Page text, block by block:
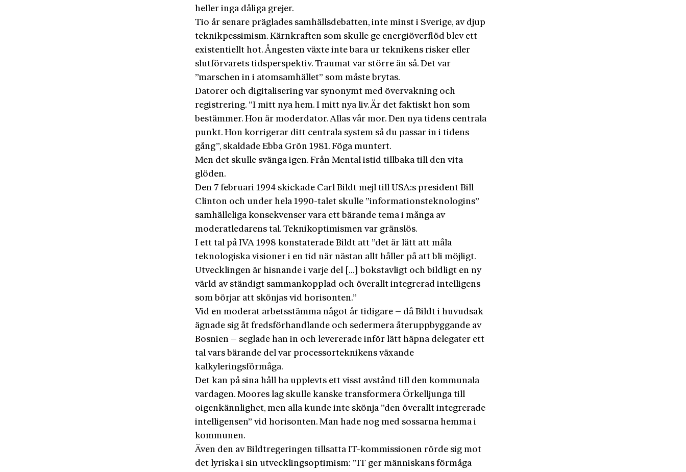
heller inga dåliga grejer.
Tio år senare präglades samhällsdebatten, inte minst i Sverige, av djup
teknikpessimism. Kärnkraften som skulle ge energiöverflöd blev ett
existentiellt hot. Ångesten växte inte bara ur teknikens risker eller
slutförvarets tidsperspektiv. Traumat var större än så. Det var
”marschen in i atomsamhället” som måste brytas.
Datorer och digitalisering var synonymt med övervakning och
registrering. ”I mitt nya hem. I mitt nya liv. Är det faktiskt hon som
bestämmer. Hon är moderdator. Allas vår mor. Den nya tidens centrala
punkt. Hon korrigerar ditt centrala system så du passar in i tidens
gång”, skaldade Ebba Grön 1981. Föga muntert.
Men det skulle svänga igen. Från Mental istid tillbaka till den vita
glöden.
Den 7 februari 1994 skickade Carl Bildt mejl till USA:s president Bill
Clinton och under hela 1990-talet skulle ”informationsteknologins”
samhälleliga konsekvenser vara ett bärande tema i många av
moderatledarens tal. Teknikoptimismen var gränslös.
I ett tal på IVA 1998 konstaterade Bildt att ”det är lätt att måla
teknologiska visioner i en tid när nästan allt håller på att bli möjligt.
Utvecklingen är hisnande i varje del […] bokstavligt och bildligt en ny
värld av ständigt sammankopplad och överallt integrerad intelligens
som börjar att skönjas vid horisonten.”
Vid en moderat arbetsstämma något år tidigare – då Bildt i huvudsak
ägnade sig åt fredsförhandlande och sedermera återuppbyggande av
Bosnien – seglade han in och levererade inför lätt häpna delegater ett
tal vars bärande del var processorteknikens växande
kalkyleringsförmåga.
Det kan på sina håll ha upplevts ett visst avstånd till den kommunala
vardagen. Moores lag skulle kanske transformera Örkelljunga till
oigenkännlighet, men alla kunde inte skönja ”den överallt integrerade
intelligensen” vid horisonten. Man hade nog med sossarna hemma i
kommunen.
Även den av Bildtregeringen tillsatta IT-kommissionen rörde sig mot
det lyriska i sin utvecklingsoptimism: ”IT ger människans förmåga